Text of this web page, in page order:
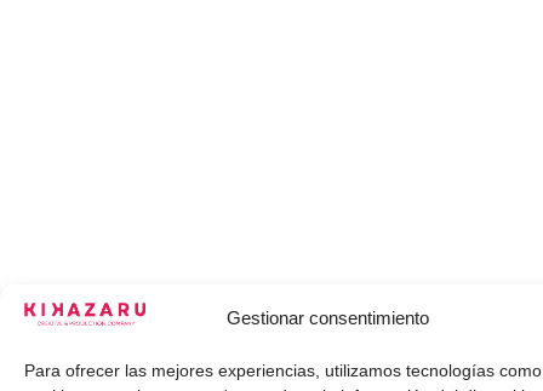
Gestionar consentimiento
Para ofrecer las mejores experiencias, utilizamos tecnologías